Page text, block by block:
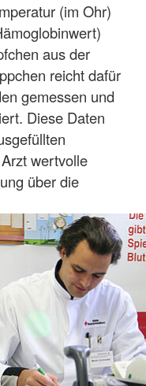
(im Ohr)
aus der
reicht dafür
gemessen und
Diese Daten
wertvolle
über die